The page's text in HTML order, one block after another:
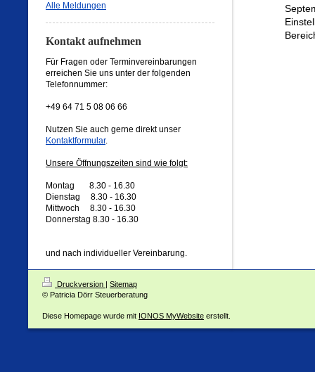
Alle Meldungen
Kontakt aufnehmen
Für Fragen oder Terminvereinbarungen
erreichen Sie uns unter der folgenden
Telefonnummer:
+49 64 71 5 08 06 66
Nutzen Sie auch gerne direkt unser
Kontaktformular.
Unsere Öffnungszeiten sind wie folgt:
Montag 8.30 - 16.30
Dienstag 8.30 - 16.30
Mittwoch 8.30 - 16.30
Donnerstag 8.30 - 16.30
und nach individueller Vereinbarung.
Druckversion | Sitemap
© Patricia Dörr Steuerberatung
Diese Homepage wurde mit IONOS MyWebsite erstellt.